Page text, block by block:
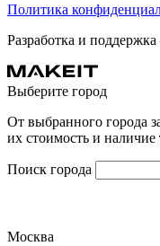
Политика
Разработка и
Выберите город
От выбранного города
их стоимость и наличие
Поиск города
Москва